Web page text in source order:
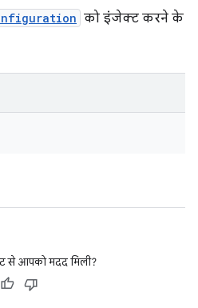
को इंजेक्ट करने के
से आपको मदद मिली?